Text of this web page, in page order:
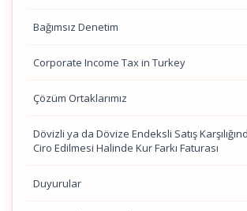
Bağımsız Denetim
Corporate Income Tax in Turkey
Çözüm Ortaklarımız
Dövizli ya da Dövize Endeksli Satış
Ciro Edilmesi Halinde Kur Farkı Faturası
Duyurular